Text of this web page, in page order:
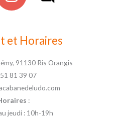
et Horaires
91130 Ris Orangis
81 39 07
:
jeudi : 10h-19h